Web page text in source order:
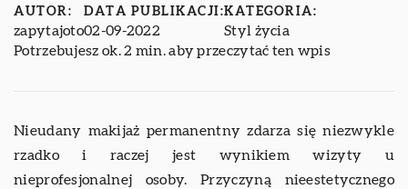
AUTOR:
zapytajoto
DATA PUBLIKACJI:
02-09-2022
KATEGORIA:
Styl życia
Potrzebujesz ok. 2 min. aby przeczytać ten wpis
Nieudany makijaż permanentny zdarza się niezwykle
rzadko i raczej jest wynikiem wizyty u
nieprofesjonalnej osoby. Przyczyną nieestetycznego